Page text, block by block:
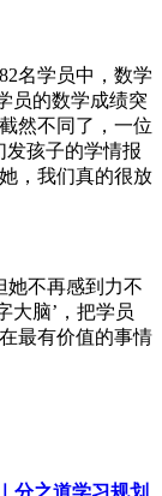
名学员中，数学
员的数学成绩突
然不同了，一位
发孩子的学情报
，我们真的很放
她不再感到力不
大脑’，把学员
最有价值的事情
分之道学习规划